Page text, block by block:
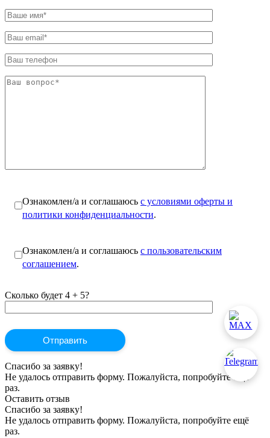
Ознакомлен/а и соглашаюсь с условиями оферты и
политики конфиденциальности.
Ознакомлен/а и соглашаюсь с пользовательским
соглашением.
Сколько будет 4 + 5?
Спасибо за заявку!
Не удалось отправить форму. Пожалуйста, попробуйте ещё
раз.
Оставить отзыв
Спасибо за заявку!
Не удалось отправить форму. Пожалуйста, попробуйте ещё
раз.